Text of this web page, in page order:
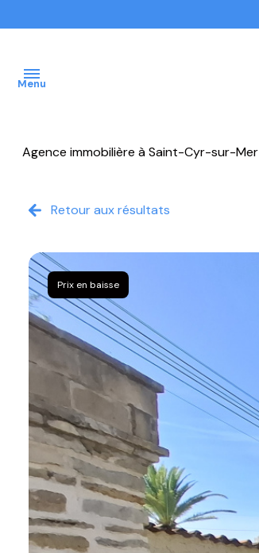
Menu
VENTES
PROFFESSIONNEL
IMMOBILIER
NEUF
BIENS
VENDUS
NOTRE
AGENCE
CONTACT
Agence immobilière à Saint-Cyr-sur-Mer
Retour aux résultats
Prix en baisse